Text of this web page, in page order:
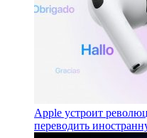
Apple устроит
переводить